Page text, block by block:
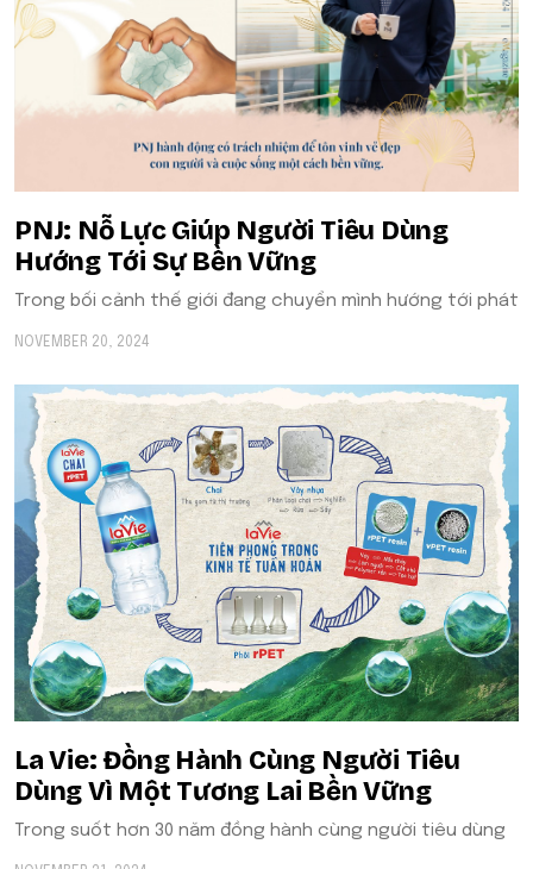
​​PNJ: Nỗ Lực Giúp Người Tiêu Dùng
Hướng Tới Sự Bền Vững
Trong bối cảnh thế giới đang chuyển mình hướng tới phát
NOVEMBER 20, 2024
La Vie: Đồng Hành Cùng Người Tiêu
Dùng Vì Một Tương Lai Bền Vững
Trong suốt hơn 30 năm đồng hành cùng người tiêu dùng